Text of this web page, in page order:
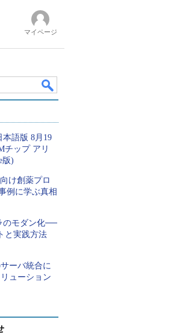
マイページ
本語版 8月19
チップ アリ
版)
け創薬プロ
例に学ぶ真相
のモダン化──
と実践方法
ーバ統合に
ューション